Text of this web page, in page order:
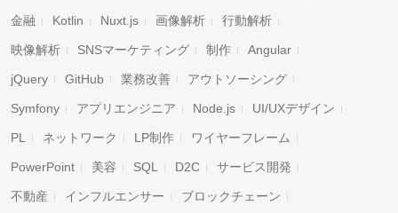
金融 Kotlin Nuxt.js 画像解析 行動解析
映像解析 SNSマーケティング 制作 Angular
jQuery GitHub 業務改善 アウトソーシング
Symfony アプリエンジニア Node.js UI/UXデザイン
PL ネットワーク LP制作 ワイヤーフレーム
PowerPoint 美容 SQL D2C サービス開発
不動産 インフルエンサー ブロックチェーン